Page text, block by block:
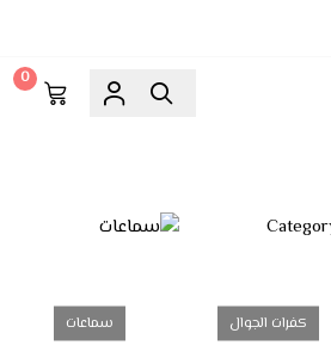
0
كفرات الجوال سماعات